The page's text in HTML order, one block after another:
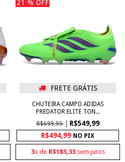
21 % OFF
FRETE GRÁTIS
CHUTEIRA CAMPO ADIDAS
PREDATOR ELITE TON...
R$699,99
R$549,99
R$494,99 NO PIX
3x de R$183,33sem juros